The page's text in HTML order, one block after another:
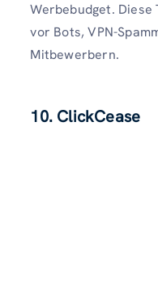
Werbebudget. Diese
vor Bots, VPN-
Mitbewerbern.
10. ClickCease